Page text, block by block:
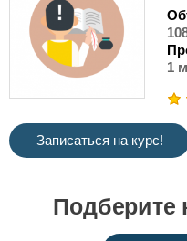
1
Записаться на курс!
Подберите